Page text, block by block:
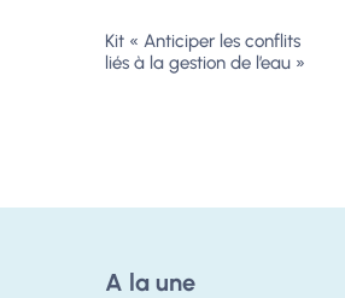
Kit « Anticiper les conflits
liés à la gestion de l’eau »
A la une